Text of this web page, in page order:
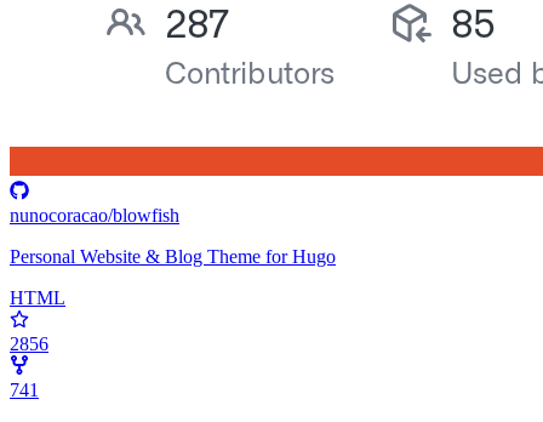
nunocoracao/blowfish
Personal Website & Blog Theme for Hugo
HTML
2856
741